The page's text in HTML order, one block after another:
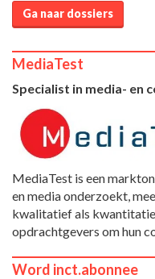
Ga naar dossiers
MediaTest
Specialist in media- en
MediaTest is een
en media onderzoekt,
kwalitatief als
opdrachtgevers om hun
Word inct.abonnee